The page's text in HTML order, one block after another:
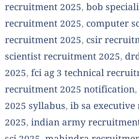
recruitment 2025, bob
recruitment 2025, computer
recruitment 2025, csir
scientist recruitment 2025,
2025, fci ag 3 technical
recruitment 2025 notification,
2025 syllabus, ib sa
2025, indian army